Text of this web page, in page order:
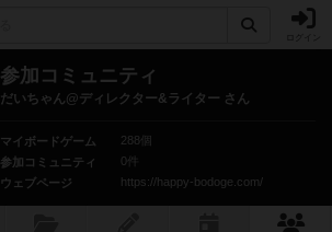
参加コミュニティ
だいちゃん@ディレクター&ライター さん
マイボードゲーム
288個
参加コミュニティ
0件
ウェブページ
https://happy-bodoge.com/